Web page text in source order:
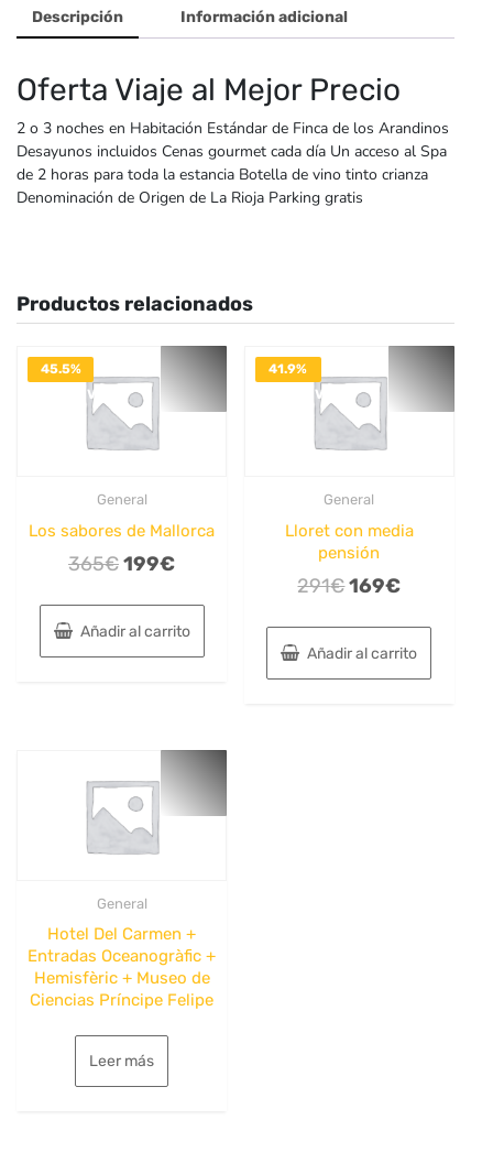
Descripción Información adicional
Oferta Viaje al Mejor Precio
2 o 3 noches en Habitación Estándar de Finca de los Arandinos
Desayunos incluidos Cenas gourmet cada día Un acceso al Spa
de 2 horas para toda la estancia Botella de vino tinto crianza
Denominación de Origen de La Rioja Parking gratis
Productos relacionados
45.5%
DESACTIVADO
General
Los sabores de Mallorca
365€El
original
era:
199€El
actual
es:
Añadir al carrito
41.9%
DESACTIVADO
General
Lloret con media
pensión
291€El
original
era:
169€El
actual
es:
Añadir al carrito
General
Hotel Del Carmen +
Entradas Oceanogràfic +
Hemisfèric + Museo de
Ciencias Príncipe Felipe
Leer más